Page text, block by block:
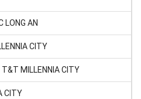
LONG AN
CITY
T&T MILLENNIA CITY
CITY